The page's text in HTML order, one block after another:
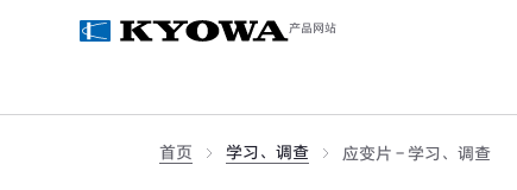
产品网站
首页 学习、调查 应变片 - 学习、调查